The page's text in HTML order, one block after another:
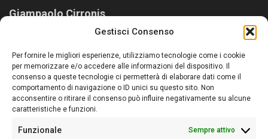
Gestisci Consenso
Per fornire le migliori esperienze, utilizziamo tecnologie come i cookie
per memorizzare e/o accedere alle informazioni del dispositivo. Il
consenso a queste tecnologie ci permetterà di elaborare dati come il
comportamento di navigazione o ID unici su questo sito. Non
acconsentire o ritirare il consenso può influire negativamente su alcune
caratteristiche e funzioni.
Funzionale Sempre attivo
Giampaolo Cirronis
Sardegna Ieri-Oggi-Domani nasce per informare “liberamente” i
nostro passato e, soprattutto, al nostro futuro
Follow Us